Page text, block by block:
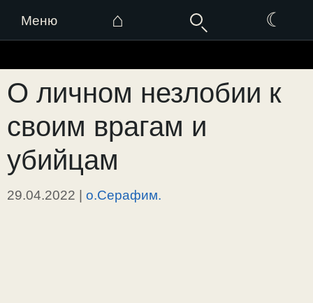
Меню ⌂ ☾
к
содержимому
О личном незлобии к
своим врагам и
убийцам
29.04.2022 | о.Серафим.